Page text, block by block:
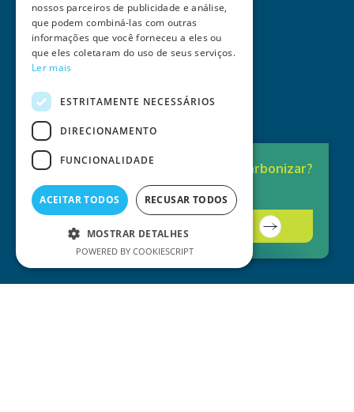
Pronto para
Descarbonizar?
A solução está aqui.
nossos parceiros de publicidade e análise,
que podem combiná-las com outras
informações que você forneceu a eles ou
que eles coletaram do uso de seus serviços.
Ler mais
ESTRITAMENTE NECESSÁRIOS
DIRECIONAMENTO
FUNCIONALIDADE
ACEITAR TODOS RECUSAR TODOS
MOSTRAR DETALHES
POWERED BY COOKIESCRIPT